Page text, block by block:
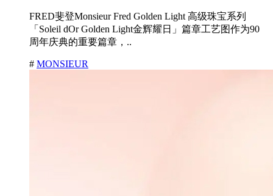
FRED斐登Monsieur Fred Golden Light 高级珠宝系列
「Soleil dOr Golden Light金辉耀日」篇章工艺图作为90
周年庆典的重要篇章，..
# MONSIEUR